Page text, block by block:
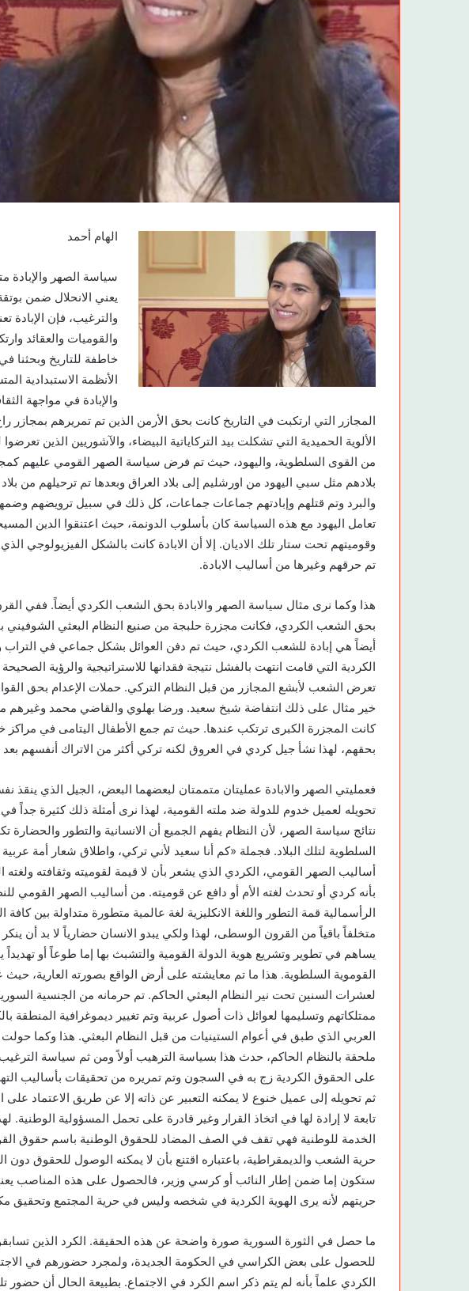
الهام أحمد
سياسة الصهر والإبادة
يعني الانحلال ضمن
والترغيب، فإن الإبادة
والقوميات والعقائد
خاطفة للتاريخ
الأنظمة الاستبدادية
والإبادة في مواجهة
المجازر التي ارتكبت في التاريخ كانت بحق الأرمن الذين تم تمريرهم
الألوية الحميدية التي تشكلت بيد التركاياتية البيضاء، والآشوريين الذين
من القوى السلطوية، واليهود، حيث تم فرض سياسة الصهر القومي عليهم
بلادهم مثل سبي اليهود من اورشليم إلى بلاد العراق وبعدها تم ترحيلهم من
والبرد وتم قتلهم وإبادتهم جماعات جماعات، كل ذلك في سبيل ترويضهم
تعامل اليهود مع هذه السياسة كان بأسلوب الدونمة، حيث اعتنقوا الدين
وقوميتهم تحت ستار تلك الاديان. إلا أن الابادة كانت بالشكل الفيزيولوجي
تم حرقهم وغيرها من أساليب الابادة.
هذا وكما نرى مثال سياسة الصهر والابادة بحق الشعب الكردي أيضاً. ففي
بحق الشعب الكردي، فكانت مجزرة حلبجة من صنيع النظام البعثي الشوفيني
أيضاً هي إبادة للشعب الكردي، حيث تم دفن العوائل بشكل جماعي في التراب
الكردية التي قامت انتهت بالفشل نتيجة فقدانها للاستراتيجية والرؤية
تعرض الشعب لأبشع المجازر من قبل النظام التركي. حملات الإعدام بحق
خير مثال على ذلك انتفاضة شيخ سعيد. ورضا بهلوي والقاضي محمد وغيرهم من
كانت المجزرة الكبرى ترتكب عندها. حيث تم جمع الأطفال اليتامى في مراكز
بحقهم، لهذا نشأ جيل كردي في العروق لكنه تركي أكثر من الاتراك أنفسهم
فعمليتي الصهر والابادة عمليتان متممتان لبعضهما البعض، الجيل الذي ينقذ
تحويله لعميل خدوم للدولة ضد ملته القومية، لهذا نرى أمثلة ذلك كثيرة جداً
نتائج سياسة الصهر، لأن النظام يفهم الجميع أن الانسانية والتطور والحضارة
السلطوية لتلك البلاد. فجملة «كم أنا سعيد لأني تركي، واطلاق شعار أمة
أساليب الصهر القومي، الكردي الذي يشعر بأن لا قيمة لقوميته وثقافته ولغته
بأنه كردي أو تحدث لغته الأم أو دافع عن قوميته. من أساليب الصهر القومي
الرأسمالية قمة التطور واللغة الانكليزية لغة عالمية متطورة متداولة بين كافة
متخلفاً باقياً من القرون الوسطى، لهذا ولكي يبدو الانسان حضارياً لا بد أن ينكر
يساهم في تطوير وتشريع هوية الدولة القومية والتشبث بها إما طوعاً أو
القوموية السلطوية. هذا ما تم معايشته على أرض الواقع بصورته العارية،
لعشرات السنين تحت نير النظام البعثي الحاكم. تم حرمانه من الجنسية
ممتلكاتهم وتسليمها لعوائل ذات أصول عربية وتم تغيير ديموغرافية المنطقة
العربي الذي طبق في أعوام الستينيات من قبل النظام البعثي. هذا وكما حولت
ملحقة بالنظام الحاكم، حدث هذا بسياسة الترهيب أولاً ومن ثم سياسة
على الحقوق الكردية زج به في السجون وتم تمريره من تحقيقات بأساليب
ثم تحويله إلى عميل خنوع لا يمكنه التعبير عن ذاته إلا عن طريق الاعتماد على
تابعة لا إرادة لها في اتخاذ القرار وغير قادرة على تحمل المسؤولية الوطنية.
الخدمة للوطنية فهي تقف في الصف المضاد للحقوق الوطنية باسم حقوق
حرية الشعب والديمقراطية، باعتباره اقتنع بأن لا يمكنه الوصول للحقوق
ستكون إما ضمن إطار النائب أو كرسي وزير، فالحصول على هذه المناصب
حريتهم لأنه يرى الهوية الكردية في شخصه وليس في حرية المجتمع
ما حصل في الثورة السورية صورة واضحة عن هذه الحقيقة. الكرد الذين
للحصول على بعض الكراسي في الحكومة الجديدة، ولمجرد حضورهم في
الكردي علماً بأنه لم يتم ذكر اسم الكرد في الاجتماع. بطبيعة الحال أن حضور